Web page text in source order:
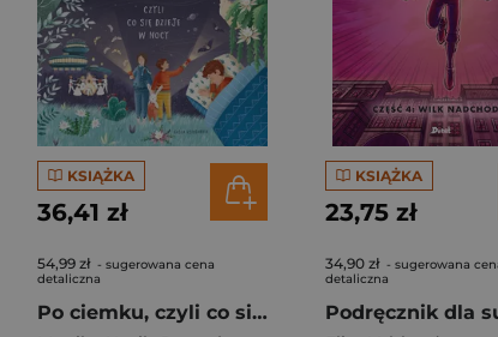
KSIĄŻKA
36,41 zł
54,99 zł - sugerowana cena
detaliczna
Po ciemku, czyli co się dzieje w nocy
KSIĄŻKA
23,75 zł
34,90 zł - sugerowana
detaliczna